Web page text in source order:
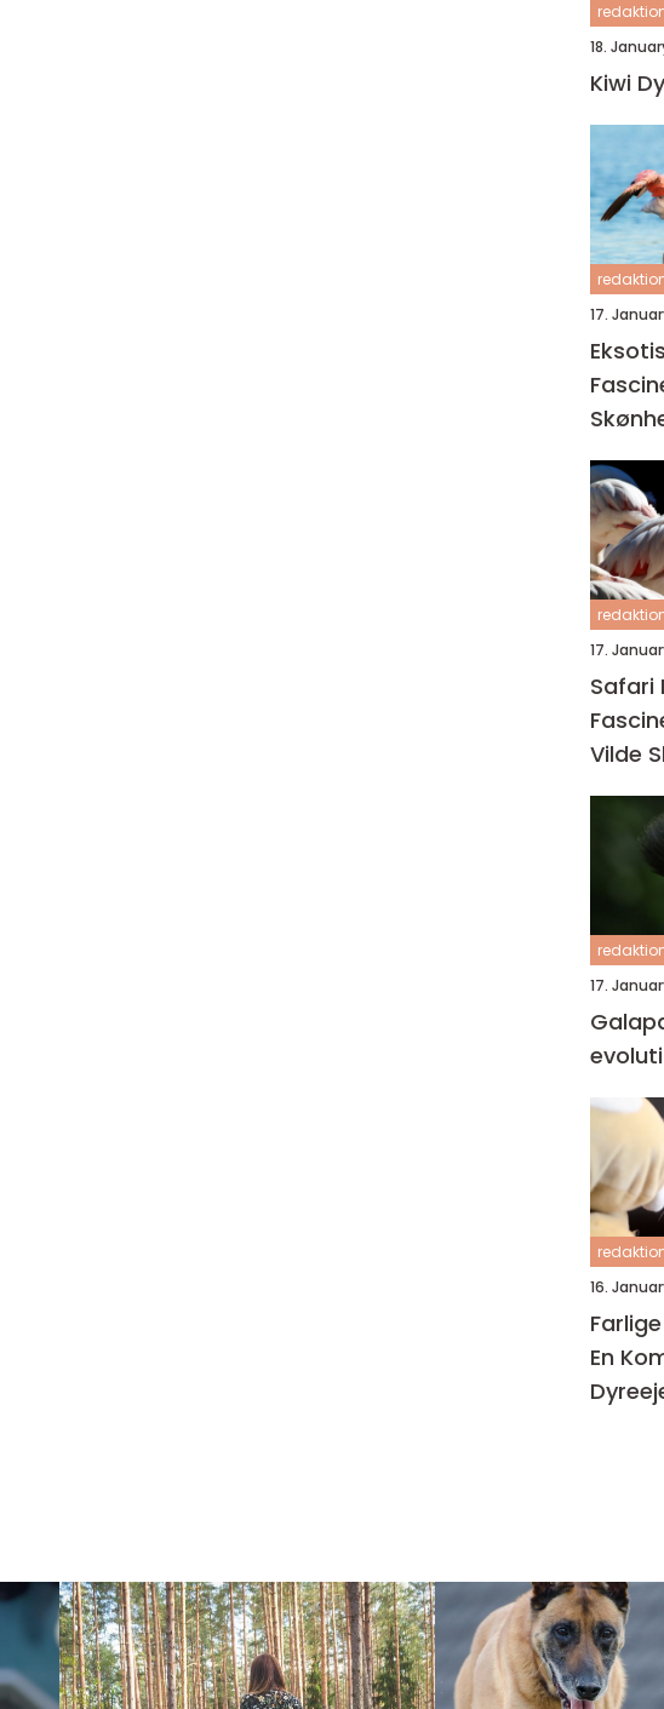
18.
Kiwi
17.
17.
Safari
Vilde
17.
16.
En